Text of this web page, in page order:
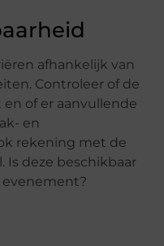
afhankelijk van
Controleer of de
of er aanvullende
en
rekening met de
Is deze beschikbaar